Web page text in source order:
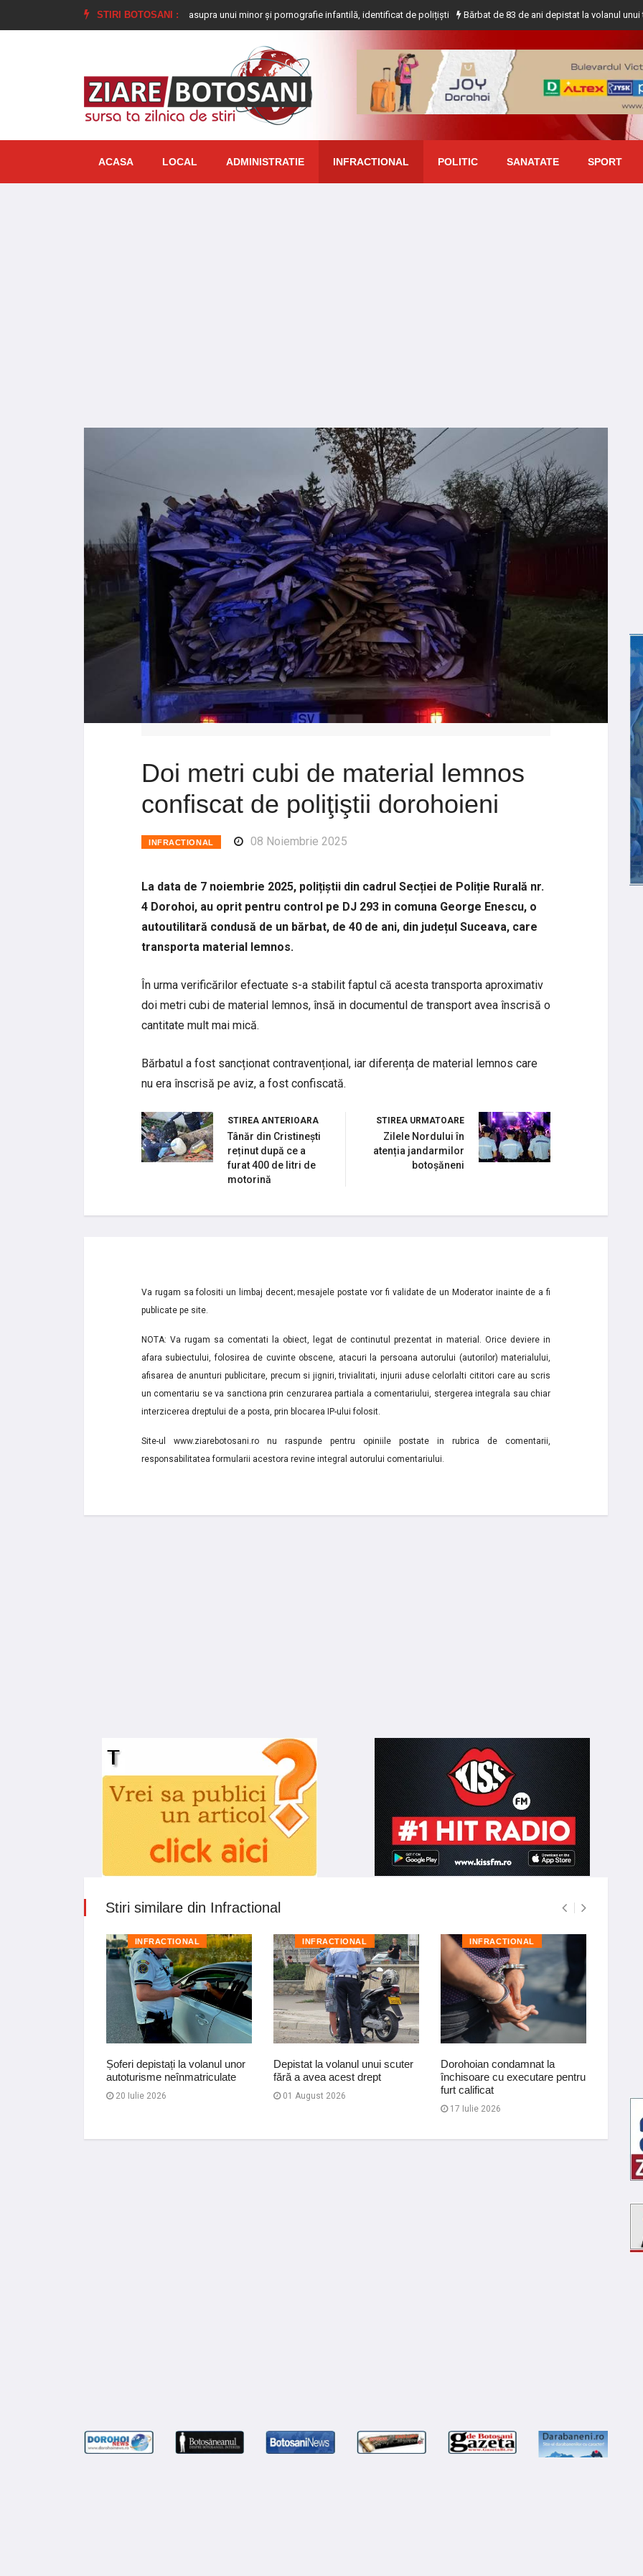
STIRI BOTOSANI :
la închisoare pentru viol asupra unui minor și pornografie infantilă, identificat de polițiști Bărbat de 83 de ani depistat la volanul unui tractor
ACASA LOCAL ADMINISTRATIE INFRACTIONAL POLITIC SANATATE SPORT
Doi metri cubi de material lemnos
confiscat de poliţiştii dorohoieni
INFRACTIONAL 08 Noiembrie 2025
La data de 7 noiembrie 2025, polițiștii din cadrul Secției de Poliție Rurală nr.
4 Dorohoi, au oprit pentru control pe DJ 293 in comuna George Enescu, o
autoutilitară condusă de un bărbat, de 40 de ani, din județul Suceava, care
transporta material lemnos.
În urma verificărilor efectuate s-a stabilit faptul că acesta transporta aproximativ
doi metri cubi de material lemnos, însă in documentul de transport avea înscrisă o
cantitate mult mai mică.
Bărbatul a fost sancționat contravențional, iar diferența de material lemnos care
nu era înscrisă pe aviz, a fost confiscată.
STIREA ANTERIOARA
Tânăr din Cristinești
reținut după ce a
furat 400 de litri de
motorină
STIREA URMATOARE
Zilele Nordului în
atenția jandarmilor
botoșăneni
Va rugam sa folositi un limbaj decent; mesajele postate vor fi validate de un Moderator inainte de a fi
publicate pe site.
NOTA: Va rugam sa comentati la obiect, legat de continutul prezentat in material. Orice deviere in
afara subiectului, folosirea de cuvinte obscene, atacuri la persoana autorului (autorilor) materialului,
afisarea de anunturi publicitare, precum si jigniri, trivialitati, injurii aduse celorlalti cititori care au scris
un comentariu se va sanctiona prin cenzurarea partiala a comentariului, stergerea integrala sau chiar
interzicerea dreptului de a posta, prin blocarea IP-ului folosit.
Site-ul www.ziarebotosani.ro nu raspunde pentru opiniile postate in rubrica de comentarii,
responsabilitatea formularii acestora revine integral autorului comentariului.
Stiri similare din Infractional
INFRACTIONAL
Șoferi depistați la volanul unor
autoturisme neînmatriculate
20 Iulie 2026
INFRACTIONAL
Depistat la volanul unui scuter
fără a avea acest drept
01 August 2026
INFRACTIONAL
Dorohoian condamnat la
închisoare cu executare pentru
furt calificat
17 Iulie 2026
08